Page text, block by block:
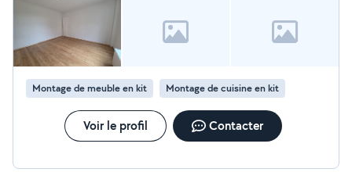
Montage de meuble en kit Montage de cuisine en kit
Voir le profil Contacter